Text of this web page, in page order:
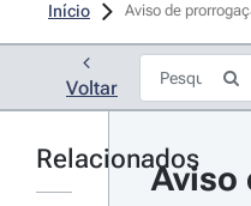
Início Aviso de
Voltar
Relacionados
Aviso